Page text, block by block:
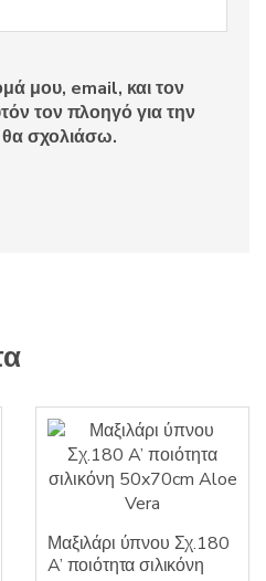
μου, email, και τον
τον πλοηγό για την
σχολιάσω.
Μαξιλάρι ύπνου Σχ.180
A’ ποιότητα σιλικόνη